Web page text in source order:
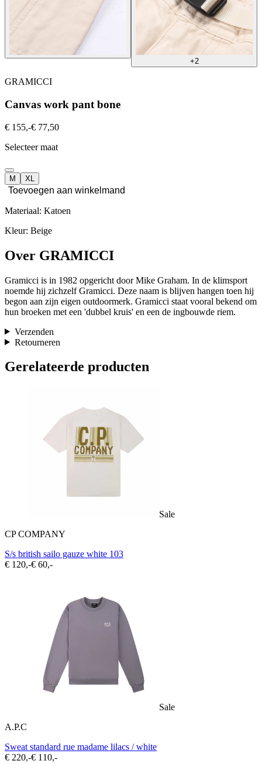
+2
GRAMICCI
Canvas work pant bone
€ 155,-€ 77,50
Selecteer maat
M XL
Toevoegen aan winkelmand
Materiaal: Katoen
Kleur: Beige
Over GRAMICCI
Gramicci is in 1982 opgericht door Mike Graham. In de klimsport
noemde hij zichzelf Gramicci. Deze naam is blijven hangen toen hij
begon aan zijn eigen outdoormerk. Gramicci staat vooral bekend om
hun broeken met een 'dubbel kruis' en een de ingbouwde riem.
Verzenden
Retourneren
Gerelateerde producten
Sale
CP COMPANY
S/s british sailo gauze white 103
€ 120,-€ 60,-
Sale
A.P.C
Sweat standard rue madame lilacs / white
€ 220,-€ 110,-